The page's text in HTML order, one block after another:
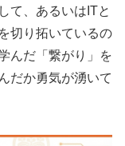
て、あるいはITと
切り拓いているの
んだ「繋がり」を
だか勇気が湧いて